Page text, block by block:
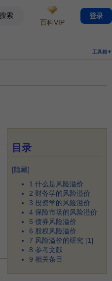
工具箱▼
目录
[隐藏]
1 什么是风险溢价
2 财务学的风险溢价
3 投资学的风险溢价
4 保险市场的风险溢价
5 债券风险溢价
6 股权风险溢价
7 风险溢价的研究 [1]
8 参考文献
9 相关条目
百科VIP
登录